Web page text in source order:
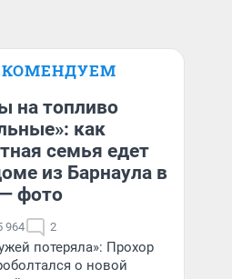
на топливо
как
семья едет
из Барнаула в
фото
964 2
потеряла»: Прохор
о новой